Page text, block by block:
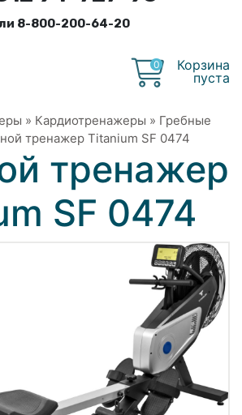
8-800-200-64-20
0
Корзина
пуста
» Кардиотренажеры » Гребные
тренажер Titanium SF 0474
тренажер
SF 0474